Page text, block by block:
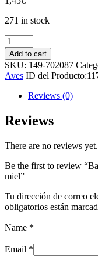
271 in stock
Barrita
agaporni,
periquito
y
ninfa
huevo
miel
quantity
Add to cart
SKU: 149-702087
Aves ID del Producto:
Reviews (0)
Reviews
There are no reviews yet.
Be the first to review
miel”
Tu dirección de correo
obligatorios están
Name *
Email *